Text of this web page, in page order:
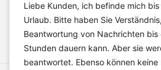
Widerrufsbelehrung
Liebe Kunden, ich befinde mich
Urlaub. Bitte haben Sie
Beantwortung von Nachrichten bis
Stunden dauern kann. Aber sie
beantwortet. Ebenso können keine